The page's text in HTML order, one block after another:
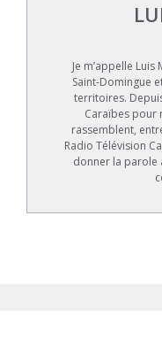
Je m’appelle
Saint-Domingue
territoires.
Caraïbes pour
rassemblent,
Radio Télévision
donner la parole